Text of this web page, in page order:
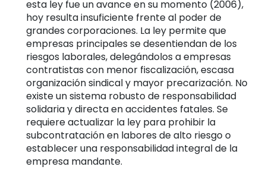
esta ley fue un avance en su momento (2006),
hoy resulta insuficiente frente al poder de
grandes corporaciones. La ley permite que
empresas principales se desentiendan de los
riesgos laborales, delegándolos a empresas
contratistas con menor fiscalización, escasa
organización sindical y mayor precarización. No
existe un sistema robusto de responsabilidad
solidaria y directa en accidentes fatales. Se
requiere actualizar la ley para prohibir la
subcontratación en labores de alto riesgo o
establecer una responsabilidad integral de la
empresa mandante.